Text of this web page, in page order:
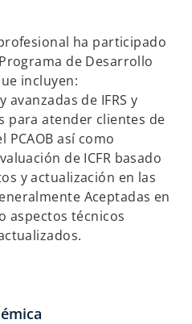
ha participado
de Desarrollo
incluyen:
de IFRS y
para atender clientes de
así como
de ICFR basado
y actualización en las
Aceptadas en
aspectos técnicos